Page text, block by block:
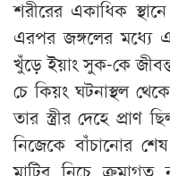
শরীরের একাধিক
এরপর জঙ্গলের
খুঁড়ে ইয়াং সুক-কে
চে কিয়ং ঘটনাস্থল
তার স্ত্রীর দেহে
নিজেকে বাঁচানোর
মাটির নিচে ক্রমাগত